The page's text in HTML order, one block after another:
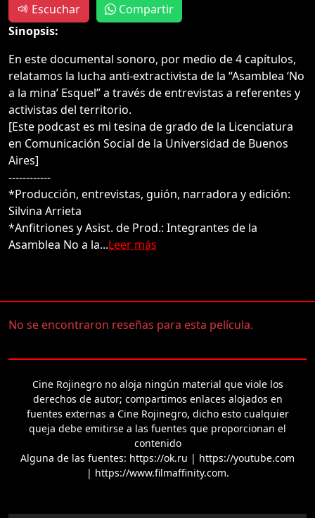
Escuchar
Compartir
Sinopsis:
En este documental sonoro, por medio de 4 capítulos,
relatamos la lucha anti-extractivista de la “Asamblea ‘No
a la mina’ Esquel” a través de entrevistas a referentes y
activistas del territorio.
[Este podcast es mi tesina de grado de la Licenciatura
en Comunicación Social de la Universidad de Buenos
Aires]
------------
*Producción, entrevistas, guión, narradora y edición:
Silvina Arrieta
*Anfitriones y Asist. de Prod.: Integrantes de la
Asamblea No a la...Leer más
No se encontraron reseñas para esta película.
Cine Rojinegro no aloja ningún material que viole los
derechos de autor; compartimos enlaces alojados en
fuentes externas a Cine Rojinegro, dicho esto cualquier
queja debe emitirse a las fuentes que proporcionan el
contenido
Alguna de las fuentes: https://ok.ru | https://youtube.com
| https://www.filmaffinity.com.